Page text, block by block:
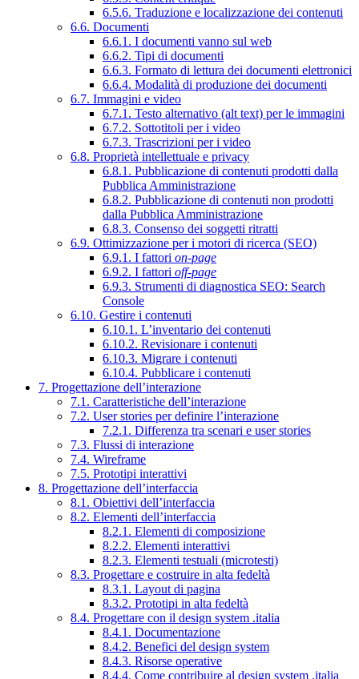
6.5.6. Traduzione e localizzazione dei contenuti
6.6. Documenti
6.6.1. I documenti vanno sul web
6.6.2. Tipi di documenti
6.6.3. Formato di lettura dei documenti elettronici
6.6.4. Modalità di produzione dei documenti
6.7. Immagini e video
6.7.1. Testo alternativo (alt text) per le immagini
6.7.2. Sottotitoli per i video
6.7.3. Trascrizioni per i video
6.8. Proprietà intellettuale e privacy
6.8.1. Pubblicazione di contenuti prodotti dalla
Pubblica Amministrazione
6.8.2. Pubblicazione di contenuti non prodotti
dalla Pubblica Amministrazione
6.8.3. Consenso dei soggetti ritratti
6.9. Ottimizzazione per i motori di ricerca (SEO)
6.9.1. I fattori on-page
6.9.2. I fattori off-page
6.9.3. Strumenti di diagnostica SEO: Search
Console
6.10. Gestire i contenuti
6.10.1. L’inventario dei contenuti
6.10.2. Revisionare i contenuti
6.10.3. Migrare i contenuti
6.10.4. Pubblicare i contenuti
7. Progettazione dell’interazione
7.1. Caratteristiche dell’interazione
7.2. User stories per definire l’interazione
7.2.1. Differenza tra scenari e user stories
7.3. Flussi di interazione
7.4. Wireframe
7.5. Prototipi interattivi
8. Progettazione dell’interfaccia
8.1. Obiettivi dell’interfaccia
8.2. Elementi dell’interfaccia
8.2.1. Elementi di composizione
8.2.2. Elementi interattivi
8.2.3. Elementi testuali (microtesti)
8.3. Progettare e costruire in alta fedeltà
8.3.1. Layout di pagina
8.3.2. Prototipi in alta fedeltà
8.4. Progettare con il design system .italia
8.4.1. Documentazione
8.4.2. Benefici del design system
8.4.3. Risorse operative
8.4.4. Come contribuire al design system .italia